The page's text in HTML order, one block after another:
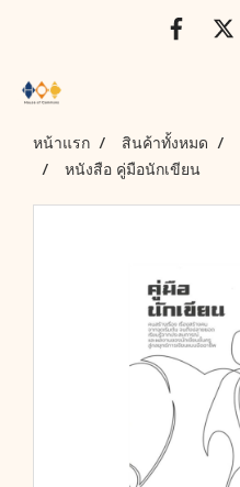
หน้าแรก สินค้าทั้งหมด
หนังสือ คู่มือนักเขียน